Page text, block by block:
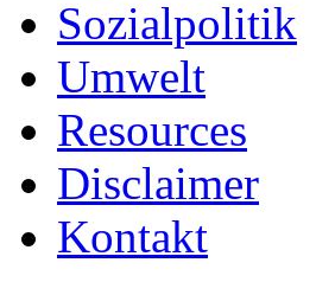
Sozialpolitik
Umwelt
Resources
Disclaimer
Kontakt